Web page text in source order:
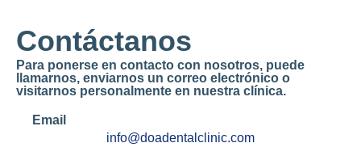
Contáctanos
Para ponerse en contacto con nosotros, puede
llamarnos, enviarnos un correo electrónico o
visitarnos personalmente en nuestra clínica.
Email
info@doadentalclinic.com